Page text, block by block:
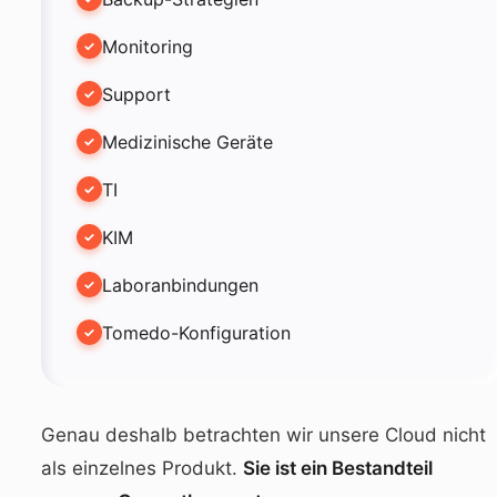
Monitoring
Support
Medizinische Geräte
TI
KIM
Laboranbindungen
Tomedo-Konfiguration
Genau deshalb betrachten wir unsere Cloud nicht
als einzelnes Produkt. Sie ist ein Bestandteil